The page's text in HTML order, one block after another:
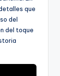
que
del
del toque